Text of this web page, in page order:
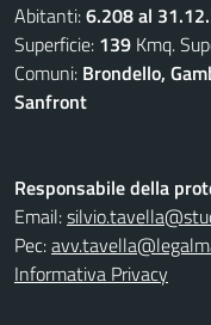
Abitanti:6.208 al
Superficie: 139 Kmq.
Comuni: Brondello,
Sanfront
Responsabile della
Email:
Pec:
Informativa Privacy